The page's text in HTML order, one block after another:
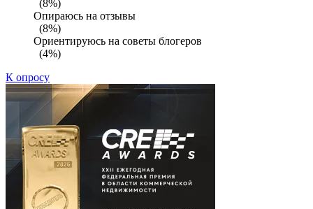
(8%)
Опираюсь на отзывы
(8%)
Ориентируюсь на советы блогеров
(4%)
К опросу